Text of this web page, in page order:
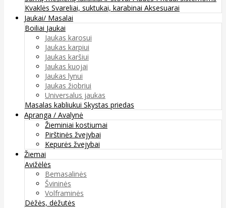
Kvaklės Svareliai, suktukai, karabinai Aksesuarai
Jaukai/ Masalai
Boiliai Jaukai
Jaukas karosui
Jaukas karpiui
Jaukas karšiui
Jaukas kuojai
Jaukas lynui
Jaukas žiobriui
Universalus jaukas
Masalas kabliukui Skystas priedas
Apranga / Avalynė
Žieminiai kostiumai
Pirštinės žvejybai
Kepurės žvejybai
Žiemai
Avižėlės
Bemasalinės
Švininės
Volframinės
Dėžės, dėžutės